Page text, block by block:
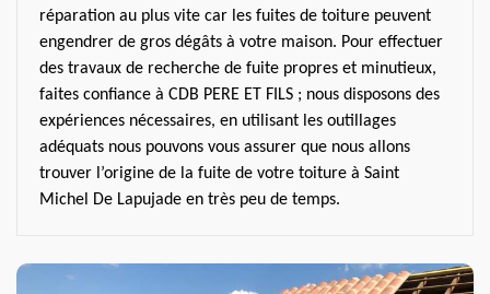
réparation au plus vite car les fuites de toiture peuvent
engendrer de gros dégâts à votre maison. Pour effectuer
des travaux de recherche de fuite propres et minutieux,
faites confiance à CDB PERE ET FILS ; nous disposons des
expériences nécessaires, en utilisant les outillages
adéquats nous pouvons vous assurer que nous allons
trouver l’origine de la fuite de votre toiture à Saint
Michel De Lapujade en très peu de temps.